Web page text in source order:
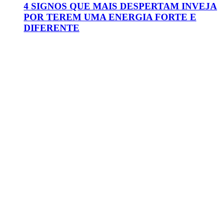
4 SIGNOS QUE MAIS DESPERTAM INVEJA
POR TEREM UMA ENERGIA FORTE E
DIFERENTE